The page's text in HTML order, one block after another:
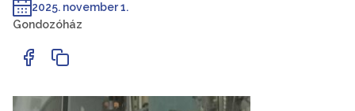
2025. november 1.
Gondozóház